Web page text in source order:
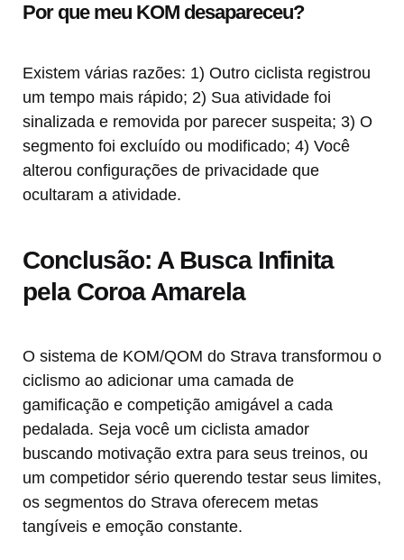
Por que meu KOM desapareceu?
Existem várias razões: 1) Outro ciclista registrou
um tempo mais rápido; 2) Sua atividade foi
sinalizada e removida por parecer suspeita; 3) O
segmento foi excluído ou modificado; 4) Você
alterou configurações de privacidade que
ocultaram a atividade.
Conclusão: A Busca Infinita
pela Coroa Amarela
O sistema de KOM/QOM do Strava transformou o
ciclismo ao adicionar uma camada de
gamificação e competição amigável a cada
pedalada. Seja você um ciclista amador
buscando motivação extra para seus treinos, ou
um competidor sério querendo testar seus limites,
os segmentos do Strava oferecem metas
tangíveis e emoção constante.